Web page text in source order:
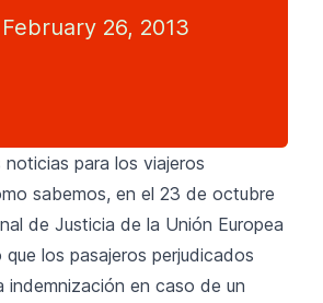
26, 2013
para los viajeros
sabemos, en el 23 de octubre
de Justicia de la Unión Europea
los pasajeros perjudicados
indemnización en caso de un